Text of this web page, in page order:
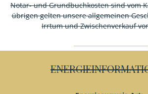
Notar- und Grundbuchkosten sind vom
übrigen gelten unsere allgemeinen
Irrtum und Zwischenverkauf